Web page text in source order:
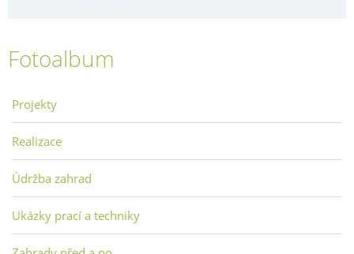
Fotoalbum
Projekty
Realizace
Údržba zahrad
Ukázky prací a techniky